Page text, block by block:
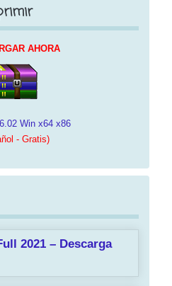
AHORA
Win x64 x86
- Gratis)
2021 – Descarga